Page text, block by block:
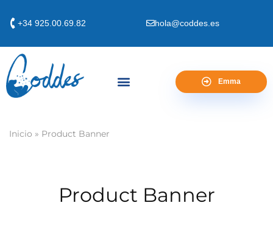
+34 925.00.69.82 hola@coddes.es
Emma
Inicio » Product Banner
Product Banner